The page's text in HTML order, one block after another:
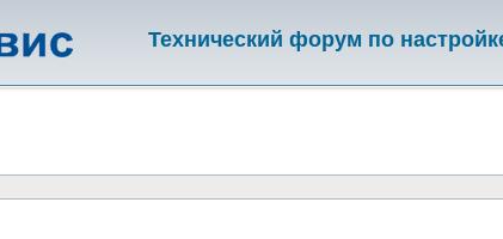
Технический форум по